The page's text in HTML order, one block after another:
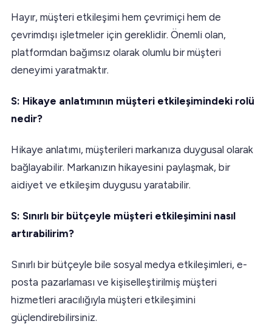
Hayır, müşteri etkileşimi hem çevrimiçi hem de
çevrimdışı işletmeler için gereklidir. Önemli olan,
platformdan bağımsız olarak olumlu bir müşteri
deneyimi yaratmaktır.
S: Hikaye anlatımının müşteri etkileşimindeki rolü
nedir?
Hikaye anlatımı, müşterileri markanıza duygusal olarak
bağlayabilir. Markanızın hikayesini paylaşmak, bir
aidiyet ve etkileşim duygusu yaratabilir.
S: Sınırlı bir bütçeyle müşteri etkileşimini nasıl
artırabilirim?
Sınırlı bir bütçeyle bile sosyal medya etkileşimleri, e-
posta pazarlaması ve kişiselleştirilmiş müşteri
hizmetleri aracılığıyla müşteri etkileşimini
güçlendirebilirsiniz.